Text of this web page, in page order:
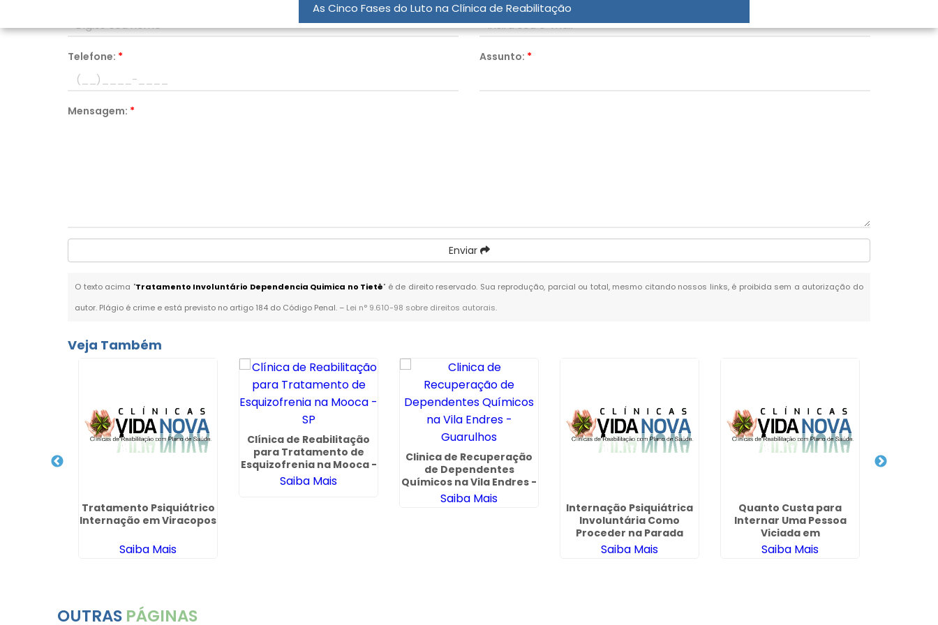
As Cinco Fases do Luto na Clínica de Reabilitação
Telefone: * Assunto: *
Mensagem: *
Enviar
O texto acima "Tratamento Involuntário Dependencia Quimica no Tietê" é de direito reservado. Sua reprodução, parcial ou total, mesmo citando nossos links, é proibida sem a autorização do
autor. Plágio é crime e está previsto no artigo 184 do Código Penal. – Lei n° 9.610-98 sobre direitos autorais.
Veja Também
Tratamento Psiquiátrico
Internação em Viracopos
Saiba Mais
Clínica de Reabilitação
para Tratamento de
Esquizofrenia na Mooca -
SP
Saiba Mais
Clinica de Recuperação
de Dependentes
Químicos na Vila Endres -
Guarulhos
Saiba Mais
Internação Psiquiátrica
Involuntária Como
Proceder na Parada
Inglesa
Saiba Mais
Quanto Custa para
Internar Uma Pessoa
Viciada em
Fernandópolis
Saiba Mais
OUTRAS PÁGINAS